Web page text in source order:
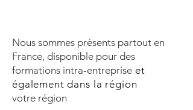
Nous sommes présents partout en
France, disponible pour des
formations intra-entreprise et
également dans la région
votre région